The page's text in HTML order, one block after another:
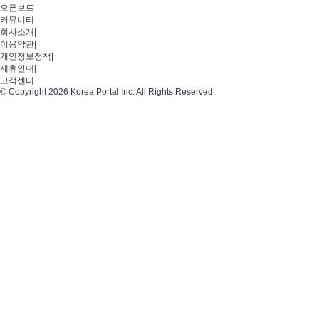
오픈보드
커뮤니티
회사소개
이용약관
개인정보정책
제휴안내
고객센터
© Copyright 2026 Korea Portal Inc. All Rights Reserved.